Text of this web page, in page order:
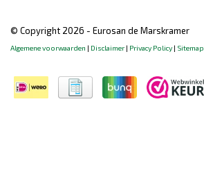
© Copyright 2026 - Eurosan de Marskramer
Algemene voorwaarden | Disclaimer| Privacy Policy | Sitemap